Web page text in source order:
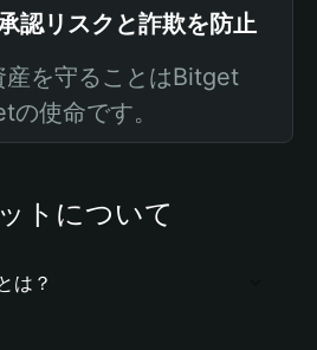
認リスクと詐欺を防止
産を守ることはBitget
の使命です。
トについて
は？